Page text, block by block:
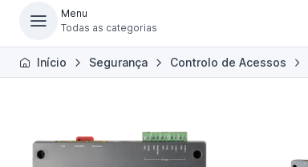
Menu
Todas as categorias
Todas as categorias
Início Segurança Controlo de Acessos